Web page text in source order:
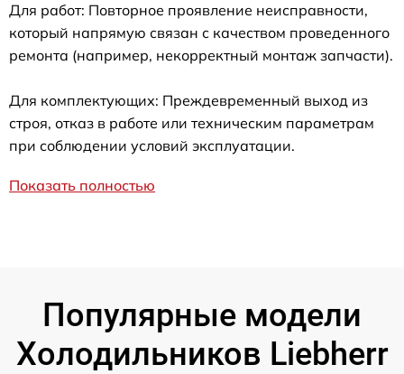
Для работ: Повторное проявление неисправности,
который напрямую связан с качеством проведенного
ремонта (например, некорректный монтаж запчасти).
Для комплектующих: Преждевременный выход из
строя, отказ в работе или техническим параметрам
при соблюдении условий эксплуатации.
Показать полностью
Популярные модели
Холодильников Liebherr